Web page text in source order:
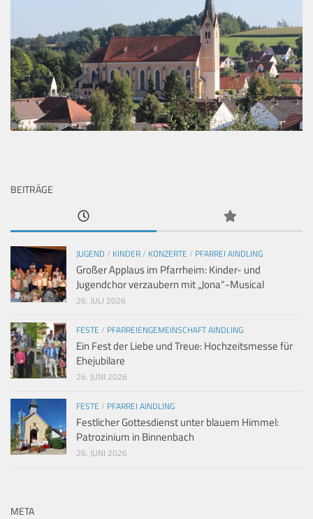
BEITRÄGE
JUGEND / KINDER/ KONZERTE / PFARREI AINDLING
Großer Applaus im Pfarrheim: Kinder- und
Jugendchor verzaubern mit „Jona“-Musical
26. JULI 2026
FESTE / PFARREIENGEMEINSCHAFT AINDLING
Ein Fest der Liebe und Treue: Hochzeitsmesse für
Ehejubilare
26. JUNI 2026
FESTE / PFARREI AINDLING
Festlicher Gottesdienst unter blauem Himmel:
Patrozinium in Binnenbach
26. JUNI 2026
META